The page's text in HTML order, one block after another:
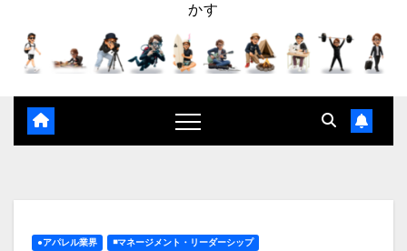
かす
●アパレル業界 ◾️マネージメント・リーダーシップ